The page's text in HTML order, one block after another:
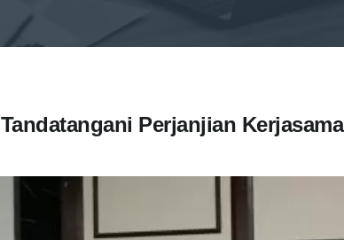
Perjanjian Kerjasama